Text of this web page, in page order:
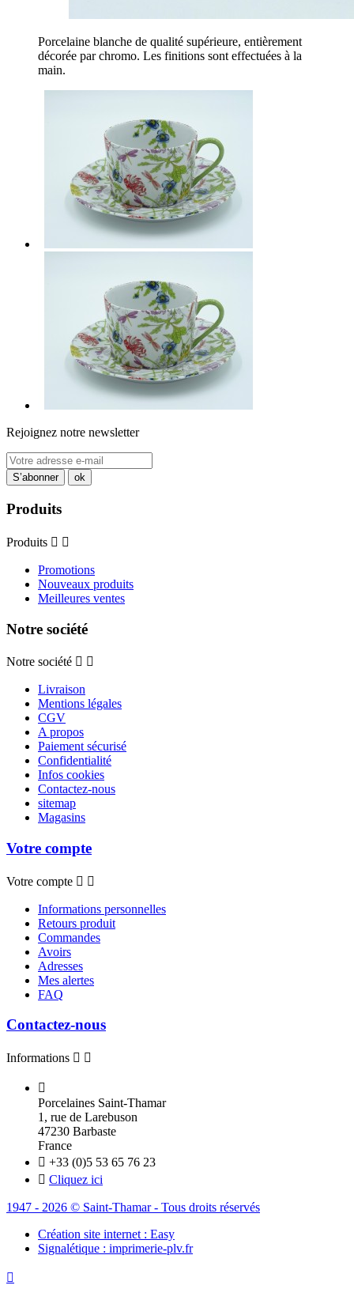
Porcelaine blanche de qualité supérieure, entièrement
décorée par chromo. Les finitions sont effectuées à la
main.
Rejoignez notre newsletter
Produits
Produits  
Promotions
Nouveaux produits
Meilleures ventes
Notre société
Notre société  
Livraison
Mentions légales
CGV
A propos
Paiement sécurisé
Confidentialité
Infos cookies
Contactez-nous
sitemap
Magasins
Votre compte
Votre compte  
Informations personnelles
Retours produit
Commandes
Avoirs
Adresses
Mes alertes
FAQ
Contactez-nous
Informations  

Porcelaines Saint-Thamar
1, rue de Larebuson
47230 Barbaste
France
 +33 (0)5 53 65 76 23
 Cliquez ici
1947 - 2026 © Saint-Thamar - Tous droits réservés
Création site internet : Easy
Signalétique : imprimerie-plv.fr
